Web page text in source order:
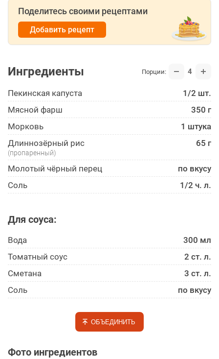
Поделитесь своими рецептами
Добавить рецепт
Ингредиенты Порции: 4
Пекинская капуста
1/2 шт.
Мясной фарш
350 г
Морковь
1 штука
Длиннозёрный рис
65 г
(пропаренный)
Молотый чёрный перец
по вкусу
Соль
1/2 ч. л.
Для соуса:
Вода
300 мл
Томатный соус
2 ст. л.
Сметана
3 ст. л.
Соль
по вкусу
ОБЪЕДИНИТЬ
Фото ингредиентов